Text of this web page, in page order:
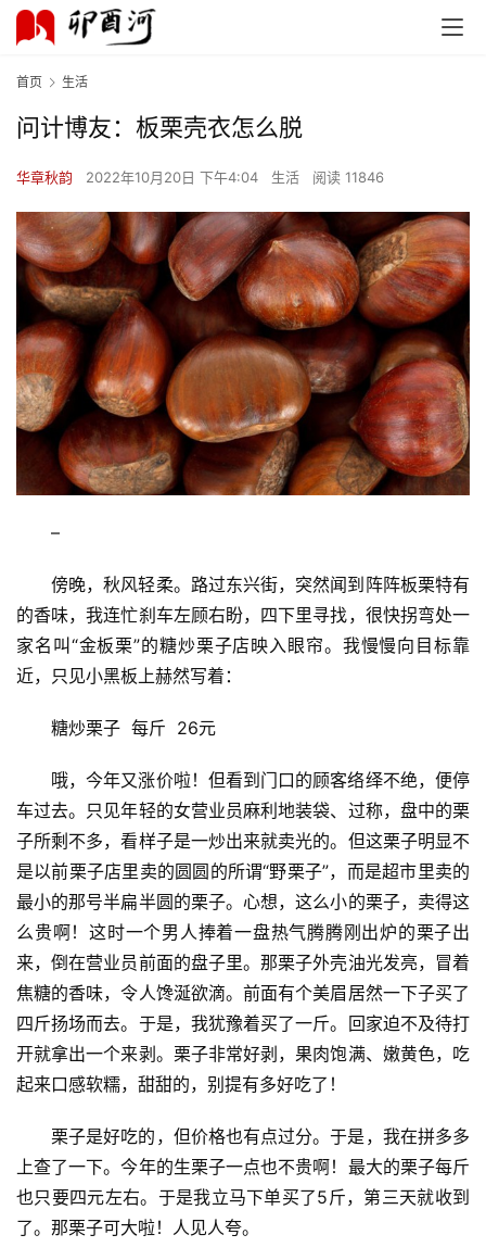
首页 生活
问计博友：板栗壳衣怎么脱
华章秋韵 2022年10月20日 下午4:04 生活 阅读 11846
–
傍晚，秋风轻柔。路过东兴街，突然闻到阵阵板栗特有
的香味，我连忙刹车左顾右盼，四下里寻找，很快拐弯处一
家名叫“金板栗”的糖炒栗子店映入眼帘。我慢慢向目标靠
近，只见小黑板上赫然写着：
糖炒栗子  每斤  26元
哦，今年又涨价啦！但看到门口的顾客络绎不绝，便停
车过去。只见年轻的女营业员麻利地装袋、过称，盘中的栗
子所剩不多，看样子是一炒出来就卖光的。但这栗子明显不
是以前栗子店里卖的圆圆的所谓“野栗子”，而是超市里卖的
最小的那号半扁半圆的栗子。心想，这么小的栗子，卖得这
么贵啊！这时一个男人捧着一盘热气腾腾刚出炉的栗子出
来，倒在营业员前面的盘子里。那栗子外壳油光发亮，冒着
焦糖的香味，令人馋涎欲滴。前面有个美眉居然一下子买了
四斤扬场而去。于是，我犹豫着买了一斤。回家迫不及待打
开就拿出一个来剥。栗子非常好剥，果肉饱满、嫩黄色，吃
起来口感软糯，甜甜的，别提有多好吃了！
栗子是好吃的，但价格也有点过分。于是，我在拼多多
上查了一下。今年的生栗子一点也不贵啊！最大的栗子每斤
也只要四元左右。于是我立马下单买了5斤，第三天就收到
了。那栗子可大啦！人见人夸。